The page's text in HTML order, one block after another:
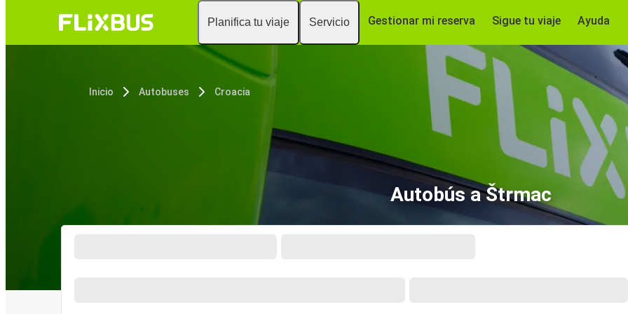
Planifica tu viaje Servicio Gestionar mi reserva Sigue tu viaje Ayuda
Inicio Autobuses Croacia
Autobús a Štrmac